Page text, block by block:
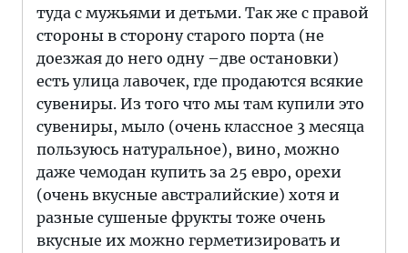
туда с мужьями и детьми. Так же с правой
стороны в сторону старого порта (не
доезжая до него одну –две остановки)
есть улица лавочек, где продаются всякие
сувениры. Из того что мы там купили это
сувениры, мыло (очень классное 3 месяца
пользуюсь натуральное), вино, можно
даже чемодан купить за 25 евро, орехи
(очень вкусные австралийские) хотя и
разные сушеные фрукты тоже очень
вкусные их можно герметизировать и